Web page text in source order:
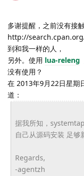
多谢提醒，之前没有接
http://search.cpan.org/
到和我一样的人，
另外。使用 lua-releng
没有使用？
在 2013年9月22日星期
道：
据我所知，
自己从源码安装 足
Regards,
-agentzh